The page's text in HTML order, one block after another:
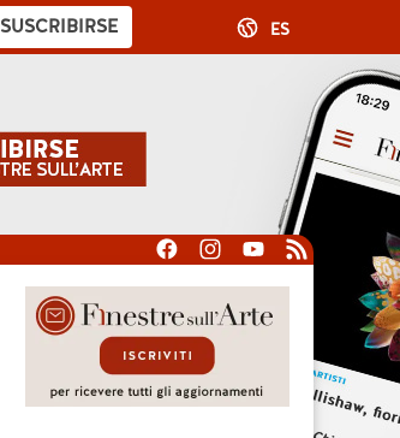
SUSCRIBIRSE ES